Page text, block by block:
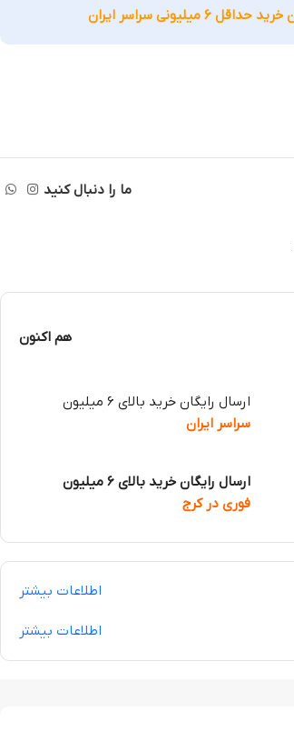
6 میلیونی سراسر ایران
ما را دنبال کنید
هم اکنون
ارسال رایگان خرید بالای 6 میلیون
سراسر ایران
ارسال رایگان خرید بالای 6 میلیون
فوری در کرج
اطلاعات بیشتر
اطلاعات بیشتر